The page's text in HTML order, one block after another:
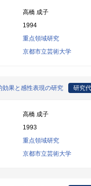
高橋 成子
1994
重点領域研究
京都市立芸術大学
効果と感性表現の研究 研究
高橋 成子
1993
重点領域研究
京都市立芸術大学